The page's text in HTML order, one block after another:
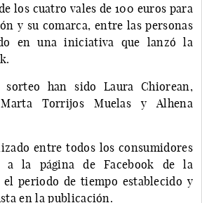
los cuatro vales de 100 euros para
y su comarca, entre las personas
en una iniciativa que lanzó la
sorteo han sido Laura Chiorean,
Torrijos Muelas y Alhena
entre todos los consumidores
a la página de Facebook de la
periodo de tiempo establecido y
en la publicación.